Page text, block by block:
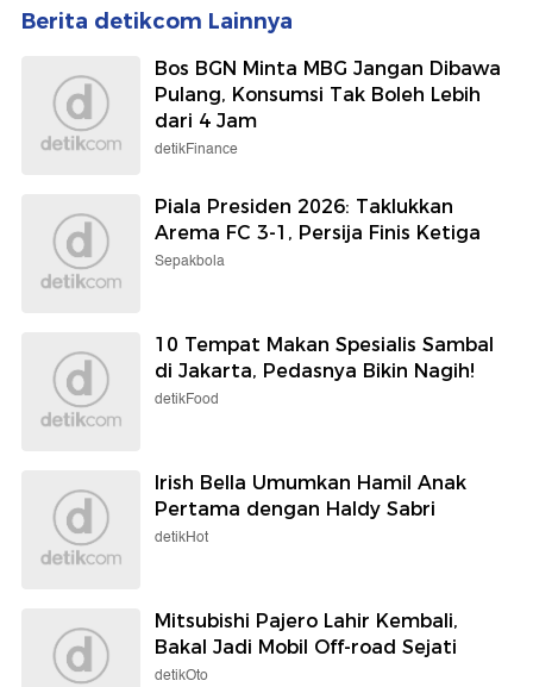
Berita detikcom Lainnya
Bos BGN Minta MBG Jangan Dibawa
Pulang, Konsumsi Tak Boleh Lebih
dari 4 Jam
detikFinance
Piala Presiden 2026: Taklukkan
Arema FC 3-1, Persija Finis Ketiga
Sepakbola
10 Tempat Makan Spesialis Sambal
di Jakarta, Pedasnya Bikin Nagih!
detikFood
Irish Bella Umumkan Hamil Anak
Pertama dengan Haldy Sabri
detikHot
Mitsubishi Pajero Lahir Kembali,
Bakal Jadi Mobil Off-road Sejati
detikOto